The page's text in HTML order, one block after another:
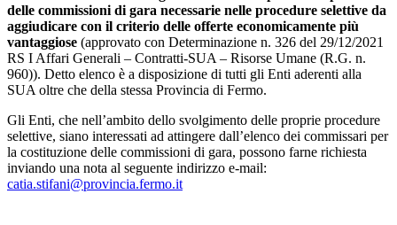
delle commissioni di gara necessarie nelle procedure selettive da
aggiudicare con il criterio delle offerte economicamente più
vantaggiose (approvato con Determinazione n. 326 del 29/12/2021
RS I Affari Generali – Contratti-SUA – Risorse Umane (R.G. n.
960)). Detto elenco è a disposizione di tutti gli Enti aderenti alla
SUA oltre che della stessa Provincia di Fermo.
Gli Enti, che nell’ambito dello svolgimento delle proprie procedure
selettive, siano interessati ad attingere dall’elenco dei commissari per
la costituzione delle commissioni di gara, possono farne richiesta
inviando una nota al seguente indirizzo e-mail:
catia.stifani@provincia.fermo.it